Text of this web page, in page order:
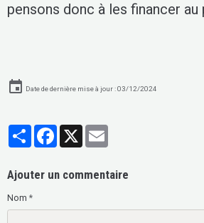
pensons donc à les financer au
Date de dernière mise à jour : 03/12/2024
PartagerFacebook
Ajouter un commentaire
Nom